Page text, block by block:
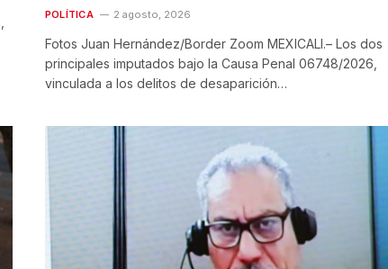
POLÍTICA 2 agosto, 2026
Fotos Juan Hernández/Border Zoom MEXICALI.– Los dos
principales imputados bajo la Causa Penal 06748/2026,
vinculada a los delitos de desaparición…